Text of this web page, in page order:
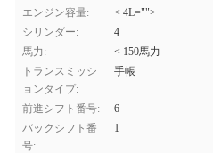
エンジン容量:
< 4L="">
シリンダー:
4
馬力:
< 150馬力
トランスミッシ
ョンタイプ:
手帳
前進シフト番号:
6
バックシフト番
号:
1